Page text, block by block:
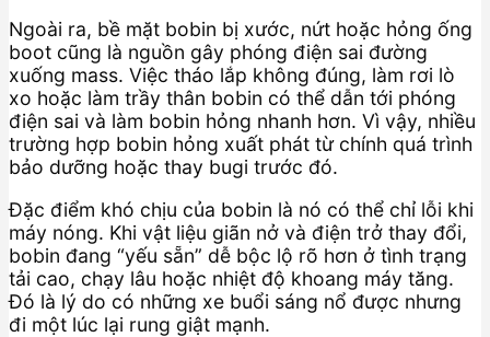
Ngoài ra, bề mặt bobin bị xước, nứt hoặc hỏng ống
boot cũng là nguồn gây phóng điện sai đường
xuống mass. Việc tháo lắp không đúng, làm rơi lò
xo hoặc làm trầy thân bobin có thể dẫn tới phóng
điện sai và làm bobin hỏng nhanh hơn. Vì vậy, nhiều
trường hợp bobin hỏng xuất phát từ chính quá trình
bảo dưỡng hoặc thay bugi trước đó.
Đặc điểm khó chịu của bobin là nó có thể chỉ lỗi khi
máy nóng. Khi vật liệu giãn nở và điện trở thay đổi,
bobin đang “yếu sẵn” dễ bộc lộ rõ hơn ở tình trạng
tải cao, chạy lâu hoặc nhiệt độ khoang máy tăng.
Đó là lý do có những xe buổi sáng nổ được nhưng
đi một lúc lại rung giật mạnh.